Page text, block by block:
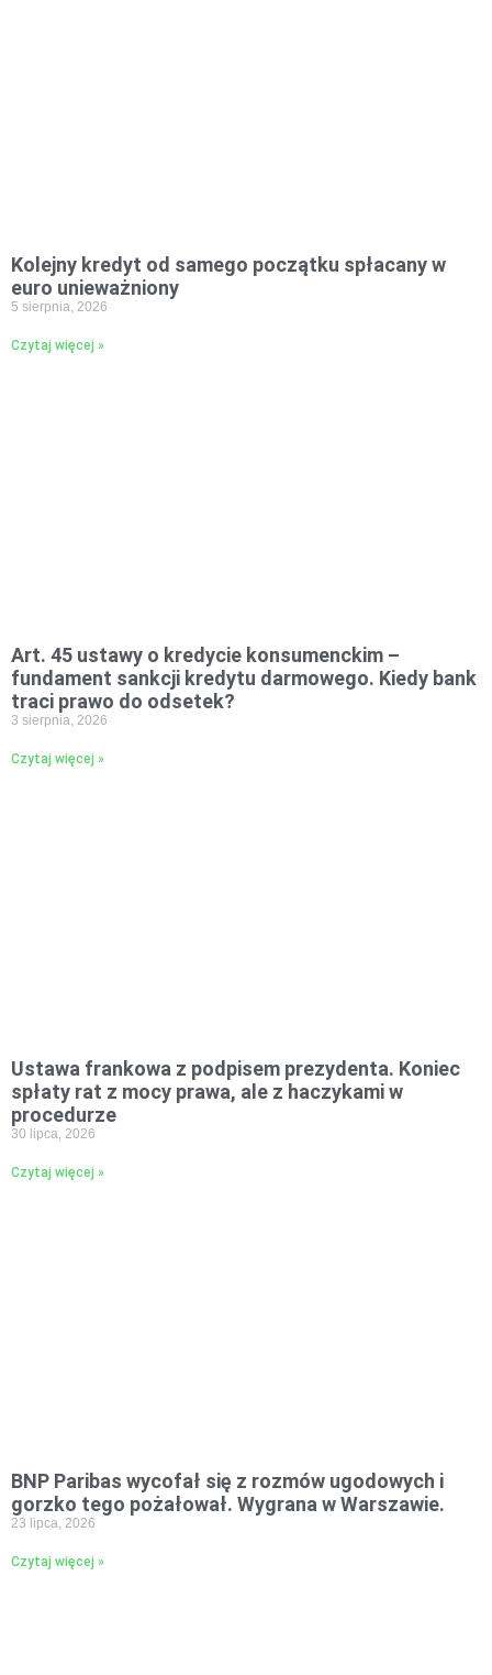
Kolejny kredyt od samego początku spłacany w
euro unieważniony
5 sierpnia, 2026
Czytaj więcej »
Art. 45 ustawy o kredycie konsumenckim –
fundament sankcji kredytu darmowego. Kiedy bank
traci prawo do odsetek?
3 sierpnia, 2026
Czytaj więcej »
Ustawa frankowa z podpisem prezydenta. Koniec
spłaty rat z mocy prawa, ale z haczykami w
procedurze
30 lipca, 2026
Czytaj więcej »
BNP Paribas wycofał się z rozmów ugodowych i
gorzko tego pożałował. Wygrana w Warszawie.
23 lipca, 2026
Czytaj więcej »